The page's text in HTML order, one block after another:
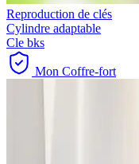
Reproduction de clés
Cylindre adaptable
Cle bks
Mon Coffre-fort